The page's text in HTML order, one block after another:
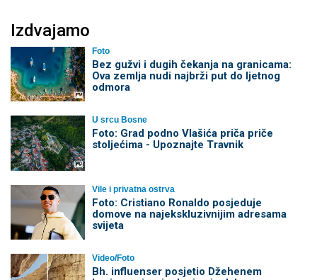
Izdvajamo
Foto
Bez gužvi i dugih čekanja na granicama:
Ova zemlja nudi najbrži put do ljetnog
odmora
U srcu Bosne
Foto: Grad podno Vlašića priča priče
stoljećima - Upoznajte Travnik
Vile i privatna ostrva
Foto: Cristiano Ronaldo posjeduje
domove na najekskluzivnijim adresama
svijeta
Video/Foto
Bh. influenser posjetio Džehenem